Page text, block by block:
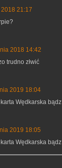
21:17
2018 14:42
trudno złwić
2019 18:04
Wędkarska
2019 18:05
Wędkarska